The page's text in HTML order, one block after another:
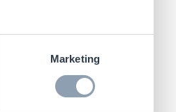
Marketing